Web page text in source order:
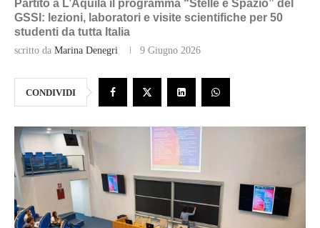
Partito a L’Aquila il programma “Stelle e Spazio” del
GSSI: lezioni, laboratori e visite scientifiche per 50
studenti da tutta Italia
scritto da Marina Denegri 9 Giugno 2026
CONDIVIDI